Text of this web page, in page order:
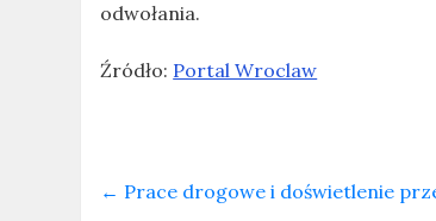
odwołania.
Źródło: Portal Wroclaw
← Prace drogowe i doświetlenie